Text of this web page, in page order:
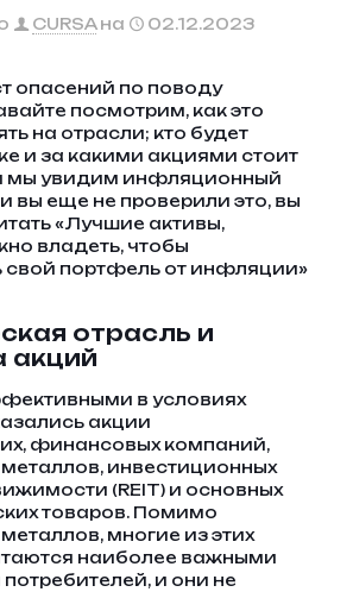
CURSA на 02.12.2023
опасений по поводу
посмотрим, как это
на отрасли; кто будет
и за какими акциями стоит
мы увидим инфляционный
вы еще не проверили это, вы
«Лучшие активы,
владеть, чтобы
свой портфель от инфляции»
отрасль и
акций
в условиях
акции
финансовых компаний,
инвестиционных
(REIT) и основных
товаров. Помимо
многие из этих
наиболее важными
и они не